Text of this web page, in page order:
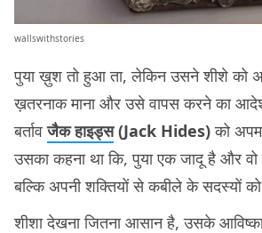
wallswithstories
पुया ख़ुश तो हुआ ता, लेकिन उसने शीशे को
ख़तरनाक माना और उसे वापस करने का
बर्तावजैक हाइड्स(Jack Hides)को
उसका कहना था कि, पुया एक जादू है और
बल्कि अपनी शक्तियों से कबीले के सदस्यों
शीशा देखना जितना आसान है, उसके